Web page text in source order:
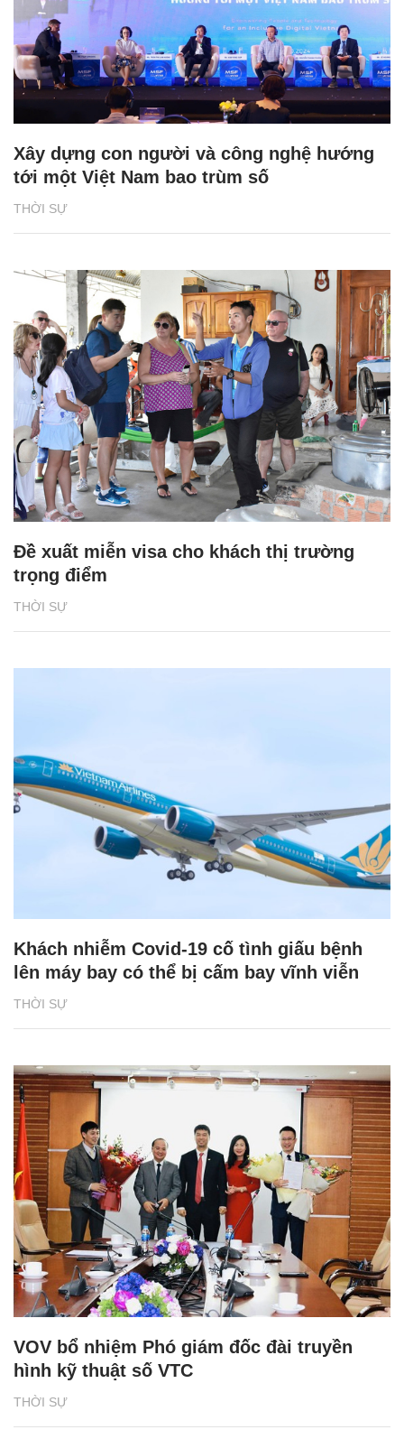
THỜI SỰ
Xây dựng con người và công nghệ hướng
tới một Việt Nam bao trùm số
THỜI SỰ
Đề xuất miễn visa cho khách thị trường
trọng điểm
THỜI SỰ
Khách nhiễm Covid-19 cố tình giấu bệnh
lên máy bay có thể bị cấm bay vĩnh viễn
THỜI SỰ
VOV bổ nhiệm Phó giám đốc đài truyền
hình kỹ thuật số VTC